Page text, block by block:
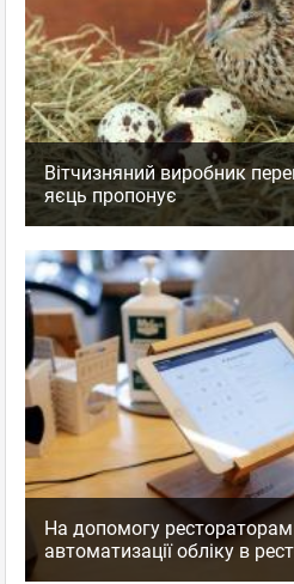
Вітчизняний виробник
яєць пропонує
На допомогу рестораторам
автоматизації обліку в